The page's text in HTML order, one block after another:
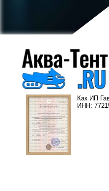
Как ИП
ИНН: